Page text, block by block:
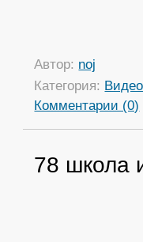
Автор: noj
Категория: Видео
Комментарии (0)
78 школа